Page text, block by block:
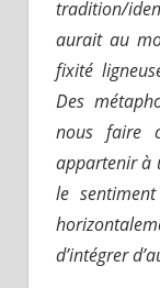
tradition/
aurait au
fixité
Des
nous faire
appartenir à
le
d’intégrer